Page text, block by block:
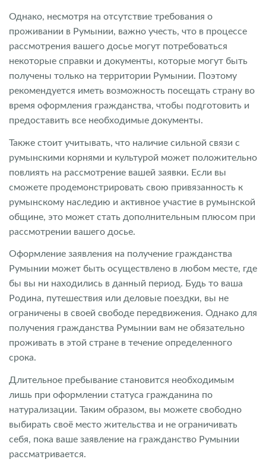
Однако, несмотря на отсутствие требования о
проживании в Румынии, важно учесть, что в процессе
рассмотрения вашего досье могут потребоваться
некоторые справки и документы, которые могут быть
получены только на территории Румынии. Поэтому
рекомендуется иметь возможность посещать страну во
время оформления гражданства, чтобы подготовить и
предоставить все необходимые документы.
Также стоит учитывать, что наличие сильной связи с
румынскими корнями и культурой может положительно
повлиять на рассмотрение вашей заявки. Если вы
сможете продемонстрировать свою привязанность к
румынскому наследию и активное участие в румынской
общине, это может стать дополнительным плюсом при
рассмотрении вашего досье.
Оформление заявления на получение гражданства
Румынии может быть осуществлено в любом месте, где
бы вы ни находились в данный период. Будь то ваша
Родина, путешествия или деловые поездки, вы не
ограничены в своей свободе передвижения. Однако для
получения гражданства Румынии вам не обязательно
проживать в этой стране в течение определенного
срока.
Длительное пребывание становится необходимым
лишь при оформлении статуса гражданина по
натурализации. Таким образом, вы можете свободно
выбирать своё место жительства и не ограничивать
себя, пока ваше заявление на гражданство Румынии
рассматривается.